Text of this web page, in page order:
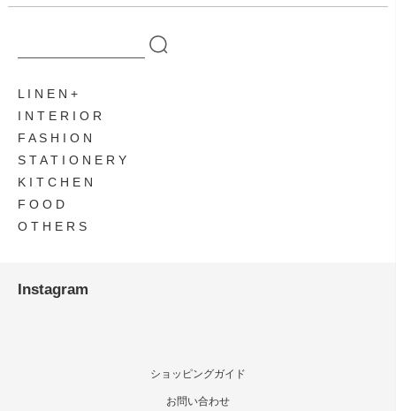
L I N E N
I N T E R I O R
F A S H I O N
S T A T I O N E R Y
K I T C H E N
F O O D
O T H E R S
Instagram
ショッピングガイド
お問い合わせ